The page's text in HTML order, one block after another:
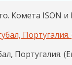
Комета ISON
Португалия.